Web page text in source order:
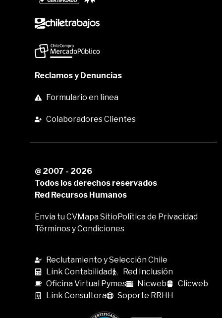
Reclamos y Denuncias
Formulario en linea
Colaboradores Clientes
@ 2007 - 2026
Todos los derechos reservados
Red Recursos Humanos
Envia tu CVMapa SitioPolítica de Privacidad
Términos y Condiciones
Reclutamiento y Selección Chile
Link Contabilidad
Red Inclusión
Oficina Virtual Pymes
Nicweb
Clicweb
Link Consultora
Soporte RRHH